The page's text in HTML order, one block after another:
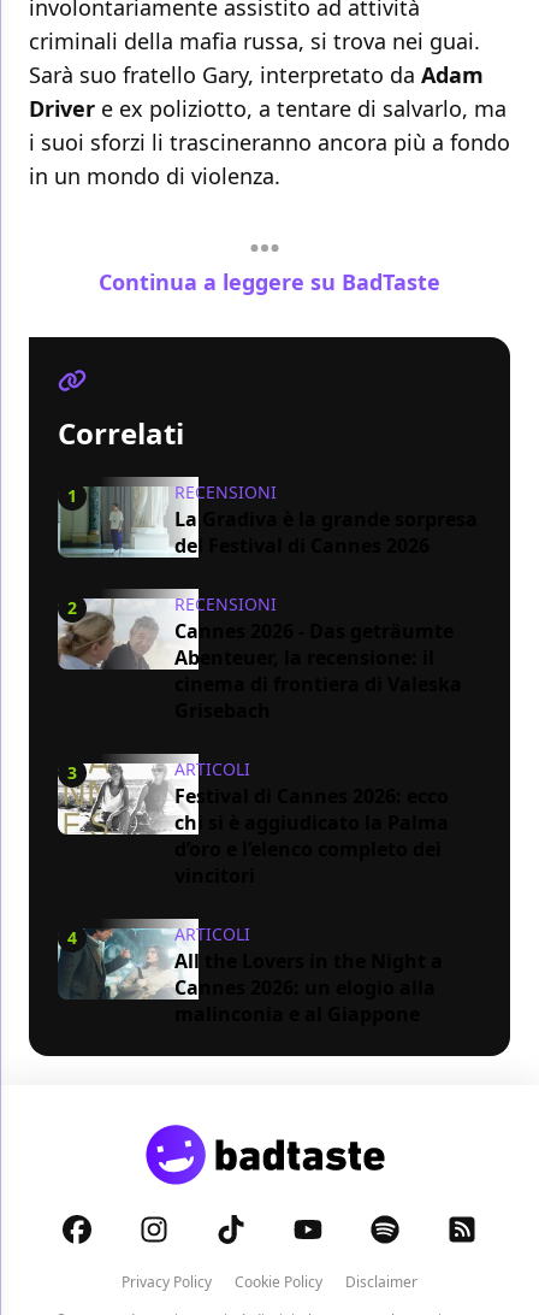
involontariamente assistito ad attività
criminali della mafia russa, si trova nei guai.
Sarà suo fratello Gary, interpretato da Adam
Driver e ex poliziotto, a tentare di salvarlo, ma
i suoi sforzi li trascineranno ancora più a fondo
in un mondo di violenza.
Continua a leggere su BadTaste
Correlati
1 RECENSIONI
La Gradiva è la grande sorpresa
del Festival di Cannes 2026
2 RECENSIONI
Cannes 2026 - Das geträumte
Abenteuer, la recensione: il
3 ARTICOLI
Festival di Cannes 2026: ecco
chi si è aggiudicato la Palma
4 ARTICOLI
All the Lovers in the Night a
Cannes 2026: un elogio alla
Privacy Policy Cookie Policy
Disclaimer